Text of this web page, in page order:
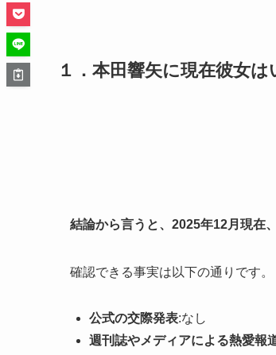
１．本田響矢に現在彼女
結論から言うと、2025年12月現在
確認できる事実は以下の通りです。
公式の交際発表:なし
週刊誌やメディアによる熱愛報